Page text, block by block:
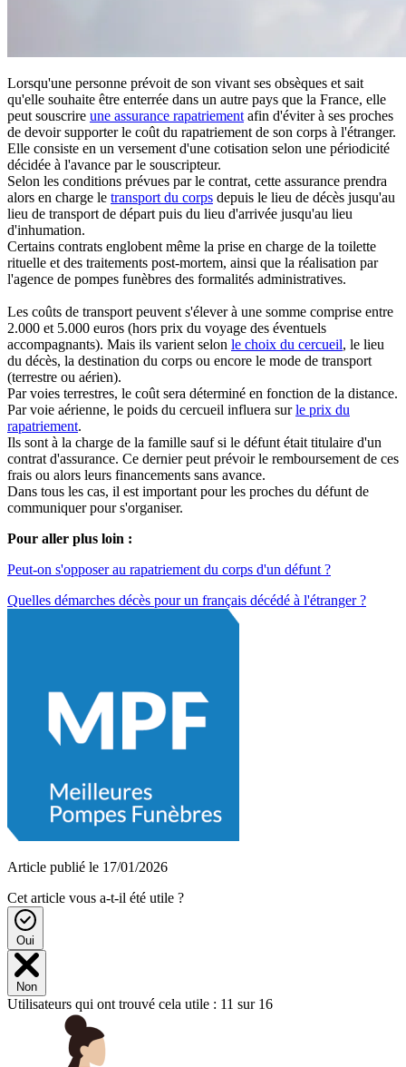
Lorsqu'une personne prévoit de son vivant ses obsèques et sait
qu'elle souhaite être enterrée dans un autre pays que la France, elle
peut souscrire une assurance rapatriement afin d'éviter à ses proches
de devoir supporter le coût du rapatriement de son corps à l'étranger.
Elle consiste en un versement d'une cotisation selon une périodicité
décidée à l'avance par le souscripteur.
Selon les conditions prévues par le contrat, cette assurance prendra
alors en charge le transport du corps depuis le lieu de décès jusqu'au
lieu de transport de départ puis du lieu d'arrivée jusqu'au lieu
d'inhumation.
Certains contrats englobent même la prise en charge de la toilette
rituelle et des traitements post-mortem, ainsi que la réalisation par
l'agence de pompes funèbres des formalités administratives.
Les coûts de transport peuvent s'élever à une somme comprise entre
2.000 et 5.000 euros (hors prix du voyage des éventuels
accompagnants). Mais ils varient selon le choix du cercueil, le lieu
du décès, la destination du corps ou encore le mode de transport
(terrestre ou aérien).
Par voies terrestres, le coût sera déterminé en fonction de la distance.
Par voie aérienne, le poids du cercueil influera surle prix du
rapatriement.
Ils sont à la charge de la famille sauf si le défunt était titulaire d'un
contrat d'assurance. Ce dernier peut prévoir le remboursement de ces
frais ou alors leurs financements sans avance.
Dans tous les cas, il est important pour les proches du défunt de
communiquer pour s'organiser.
Pour aller plus loin :
Peut-on s'opposer au rapatriement du corps d'un défunt ?
Quelles démarches décès pour un français décédé à l'étranger ?
Article publié le 17/01/2026
Cet article vous a-t-il été utile ?
Oui
Non
Utilisateurs qui ont trouvé cela utile : 11 sur 16